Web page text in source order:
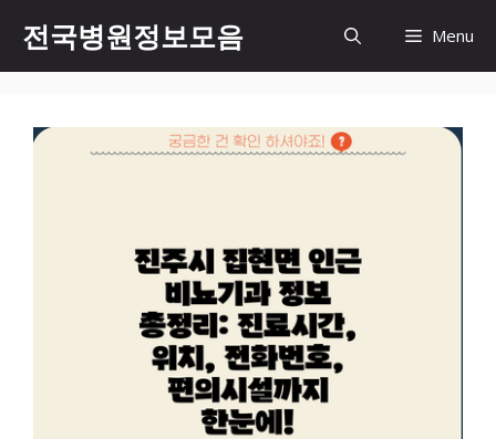
츠
전국병원정보모음 Menu